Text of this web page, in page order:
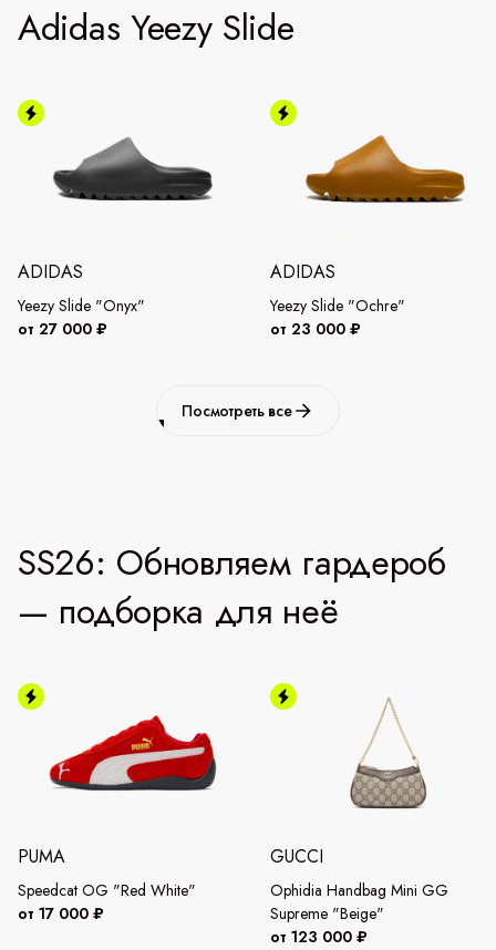
Adidas Yeezy Slide
ADIDAS
Yeezy Slide "Onyx"
от 27 000 ₽
ADIDAS
Yeezy Slide "Ochre"
от 23 000 ₽
Посмотреть все
SS26: Обновляем гардероб
— подборка для неё
PUMA
Speedcat OG "Red White"
от 17 000 ₽
GUCCI
Ophidia Handbag Mini GG
Supreme "Beige"
от 123 000 ₽